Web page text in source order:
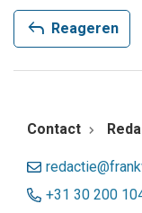
reply Reageren
Contact
+31 30 200